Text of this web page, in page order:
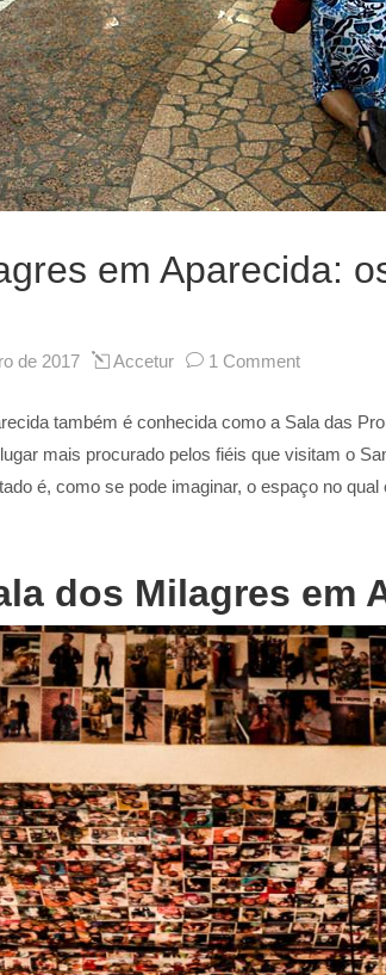
em Aparecida:
de 2017 Accetur 1 Comment
também é conhecida como a Sala das
mais procurado pelos fiéis que visitam o
é, como se pode imaginar, o espaço no
dos Milagres em